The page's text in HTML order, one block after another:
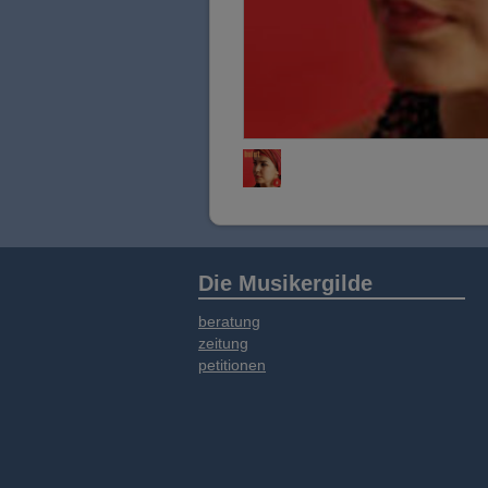
Die Musikergilde
beratung
zeitung
petitionen